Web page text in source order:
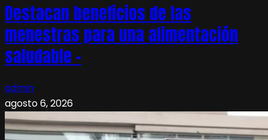
Destacan beneficios de las
menestras para una alimentación
saludable –
admin
agosto 6, 2026